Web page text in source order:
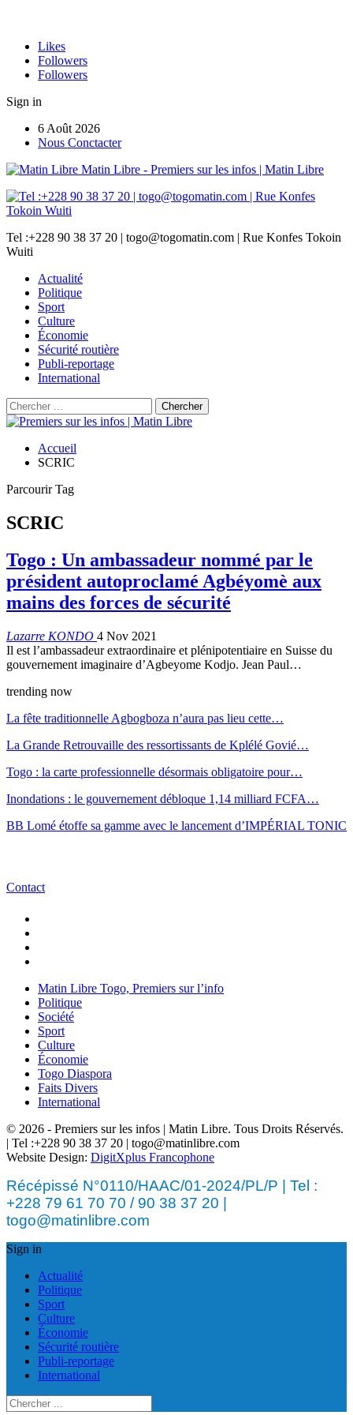
Likes
Followers
Followers
Sign in
6 Août 2026
Nous Conctacter
Matin Libre - Premiers sur les infos | Matin Libre
Tel :+228 90 38 37 20 | togo@togomatin.com | Rue Konfes Tokoin
Wuiti
Actualité
Politique
Sport
Culture
Économie
Sécurité routière
Publi-reportage
International
Accueil
SCRIC
Parcourir Tag
SCRIC
Togo : Un ambassadeur nommé par le
président autoproclamé Agbéyomè aux
mains des forces de sécurité
Lazarre KONDO 4 Nov 2021
Il est l’ambassadeur extraordinaire et plénipotentiaire en Suisse du
gouvernement imaginaire d’Agbeyome Kodjo. Jean Paul…
trending now
La fête traditionnelle Agbogboza n’aura pas lieu cette…
La Grande Retrouvaille des ressortissants de Kplélé Govié…
Togo : la carte professionnelle désormais obligatoire pour…
Inondations : le gouvernement débloque 1,14 milliard FCFA…
BB Lomé étoffe sa gamme avec le lancement d’IMPÉRIAL TONIC
Contact
Matin Libre Togo, Premiers sur l’info
Politique
Société
Sport
Culture
Économie
Togo Diaspora
Faits Divers
International
© 2026 - Premiers sur les infos | Matin Libre. Tous Droits Réservés.
| Tel :+228 90 38 37 20 | togo@matinlibre.com
Website Design: DigitXplus Francophone
Récépissé N°0110/HAAC/01-2024/PL/P | Tel :
+228 79 61 70 70 / 90 38 37 20 |
togo@matinlibre.com
Sign in
Actualité
Politique
Sport
Culture
Économie
Sécurité routière
Publi-reportage
International